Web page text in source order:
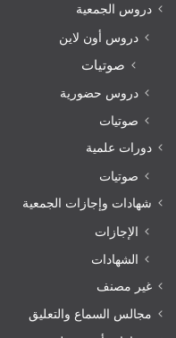
دروس الجمعية
دروس أون لاين
صوتيات
دروس حضورية
صوتيات
دورات علمية
صوتيات
شهادات وإجازات الجمعية
الإجازات
الشهادات
غير مصنف
مجالس السماع والتعليق